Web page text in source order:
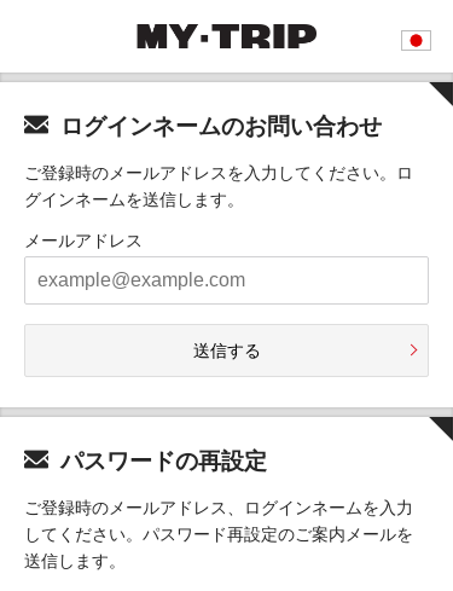
ログインネームのお問い合わせ
ご登録時のメールアドレスを入力してください。ロ
グインネームを送信します。
メールアドレス
送信する
パスワードの再設定
ご登録時のメールアドレス、ログインネームを入力
してください。パスワード再設定のご案内メールを
送信します。